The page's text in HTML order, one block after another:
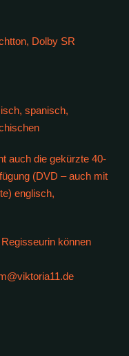
Dolby SR
spanisch,
auch die gekürzte 40-
(DVD – auch mit
englisch,
können